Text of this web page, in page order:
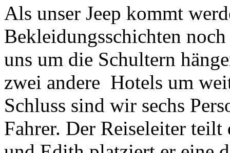
Als unser Jeep kommt
Bekleidungsschichten
uns um die Schultern
zwei andere Hotels um
Schluss sind wir sechs
Fahrer. Der Reiseleiter